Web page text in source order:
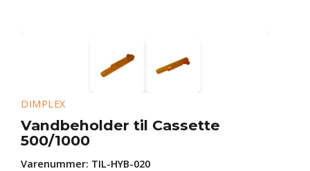
DIMPLEX
Vandbeholder til Cassette
500/1000
Varenummer: TIL-HYB-020